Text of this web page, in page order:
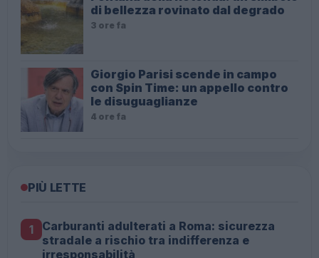
di bellezza rovinato dal degrado
3 ore fa
Giorgio Parisi scende in campo
con Spin Time: un appello contro
le disuguaglianze
4 ore fa
PIÙ LETTE
1
Carburanti adulterati a Roma: sicurezza
stradale a rischio tra indifferenza e
irresponsabilità